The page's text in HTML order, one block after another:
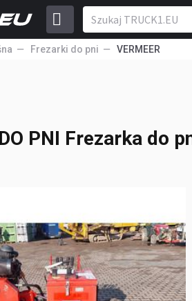
Frezarki do pni VERMEER
PNI Frezarka do